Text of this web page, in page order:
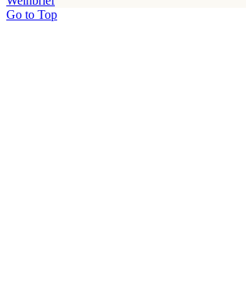
Go to Top